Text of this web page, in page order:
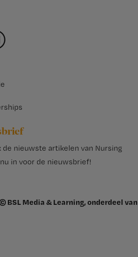
nieuwste artikelen van Nursing
in voor de nieuwsbrief!
BSL Media & Learning, onderdeel van